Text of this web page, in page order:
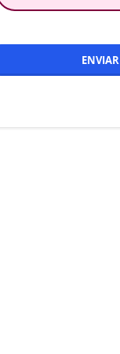
ENVIAR